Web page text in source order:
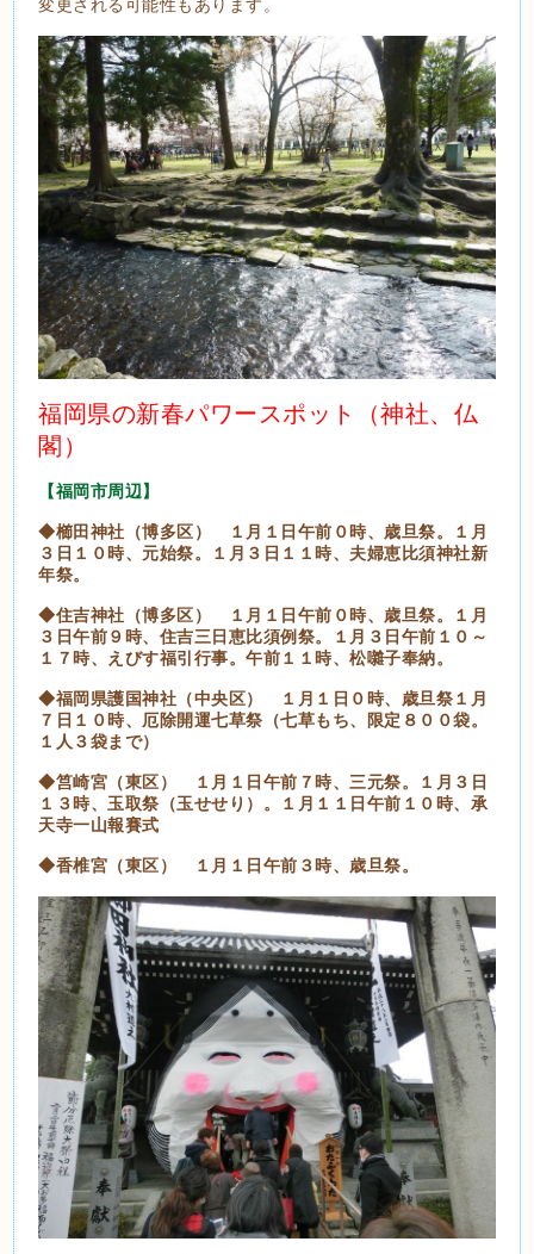
変更される可能性もあります。
福岡県の新春パワースポット（神社、仏
閣）
【福岡市周辺】
◆櫛田神社（博多区） １月１日午前０時、歳旦祭。１月
３日１０時、元始祭。１月３日１１時、夫婦恵比須神社新
年祭。
◆住吉神社（博多区） １月１日午前０時、歳旦祭。１月
３日午前９時、住吉三日恵比須例祭。１月３日午前１０～
１７時、えびす福引行事。午前１１時、松囃子奉納。
◆福岡県護国神社（中央区） １月１日０時、歳旦祭１月
７日１０時、厄除開運七草祭（七草もち、限定８００袋。
１人３袋まで）
◆筥崎宮（東区） １月１日午前７時、三元祭。１月３日
１３時、玉取祭（玉せせり）。１月１１日午前１０時、承
天寺一山報賽式
◆香椎宮（東区） １月１日午前３時、歳旦祭。